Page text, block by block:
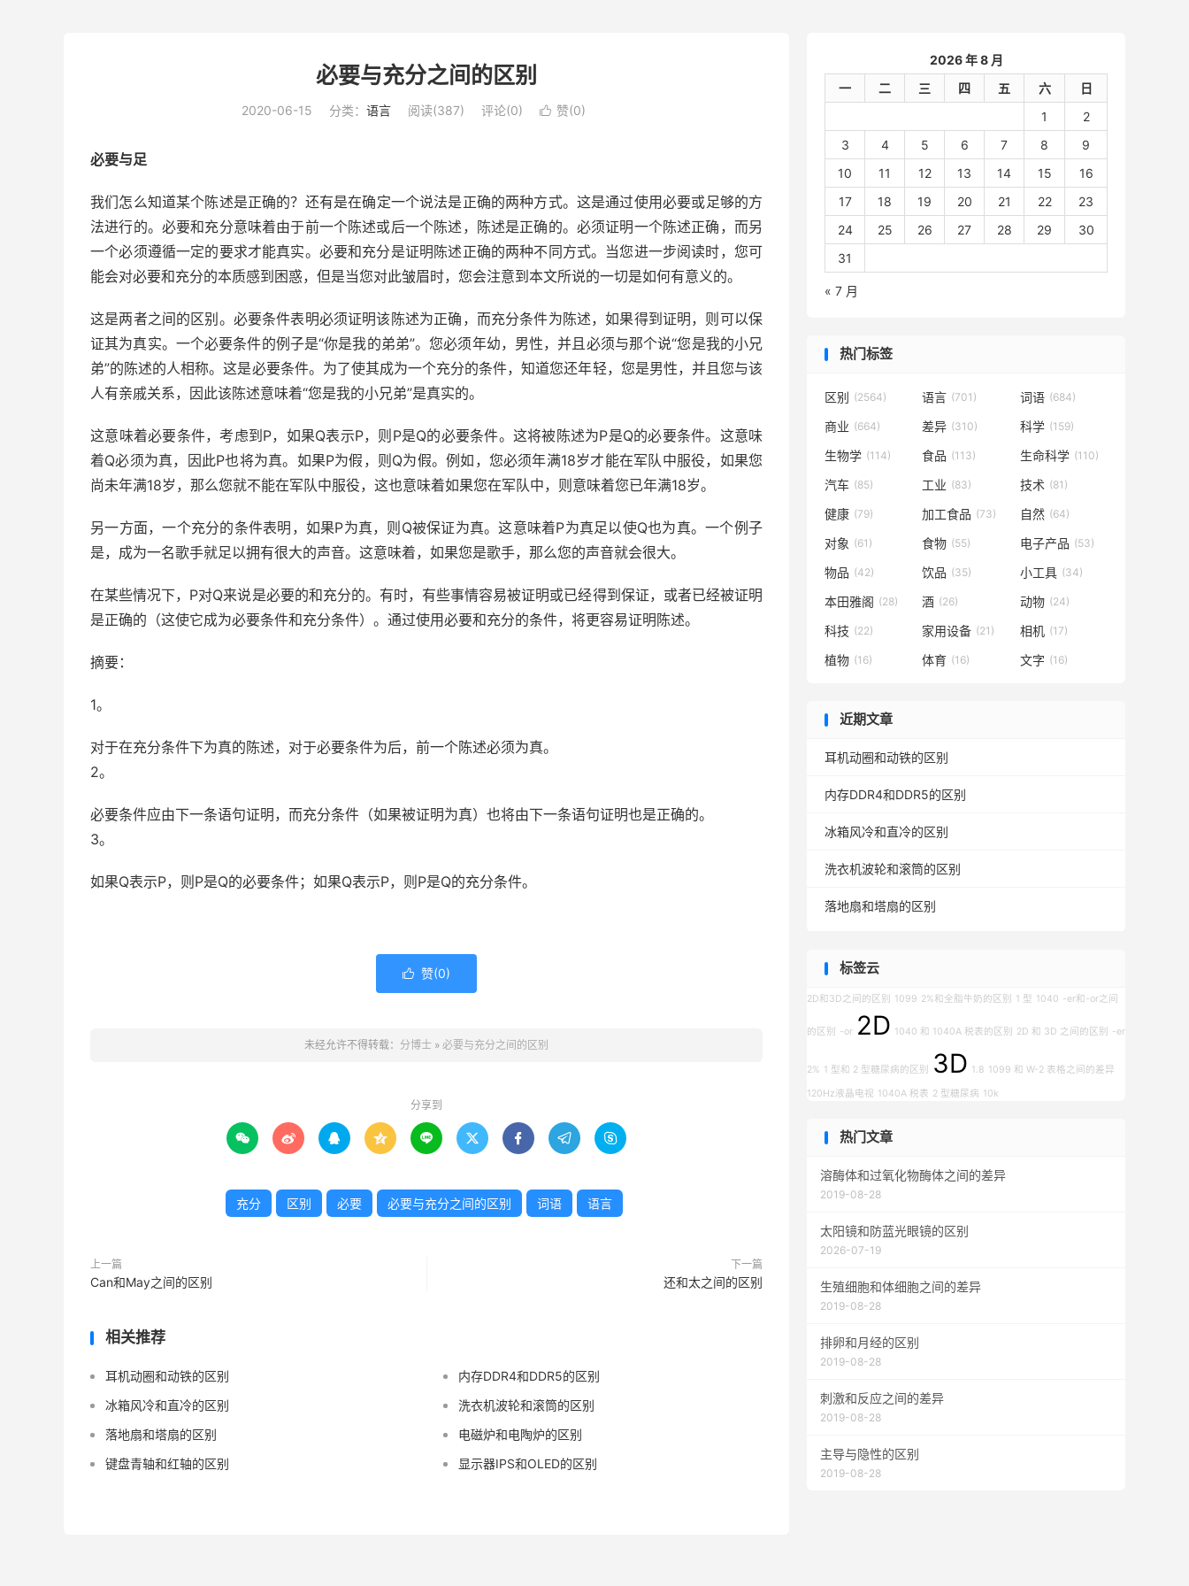
必要与充分之间的区别
2020-06-15 分类： 语言 阅读(387) 评论(0)  赞(0)
必要与足
我们怎么知道某个陈述是正确的？还有是在确定一个说法是正确的两种方式。这是通过使用必要或足够的方
法进行的。必要和充分意味着由于前一个陈述或后一个陈述，陈述是正确的。必须证明一个陈述正确，而另
一个必须遵循一定的要求才能真实。必要和充分是证明陈述正确的两种不同方式。当您进一步阅读时，您可
能会对必要和充分的本质感到困惑，但是当您对此皱眉时，您会注意到本文所说的一切是如何有意义的。
这是两者之间的区别。必要条件表明必须证明该陈述为正确，而充分条件为陈述，如果得到证明，则可以保
证其为真实。一个必要条件的例子是“你是我的弟弟”。您必须年幼，男性，并且必须与那个说“您是我的小兄
弟”的陈述的人相称。这是必要条件。为了使其成为一个充分的条件，知道您还年轻，您是男性，并且您与该
人有亲戚关系，因此该陈述意味着“您是我的小兄弟”是真实的。
这意味着必要条件，考虑到P，如果Q表示P，则P是Q的必要条件。这将被陈述为P是Q的必要条件。这意味
着Q必须为真，因此P也将为真。如果P为假，则Q为假。例如，您必须年满18岁才能在军队中服役，如果您
尚未年满18岁，那么您就不能在军队中服役，这也意味着如果您在军队中，则意味着您已年满18岁。
另一方面，一个充分的条件表明，如果P为真，则Q被保证为真。这意味着P为真足以使Q也为真。一个例子
是，成为一名歌手就足以拥有很大的声音。这意味着，如果您是歌手，那么您的声音就会很大。
在某些情况下，P对Q来说是必要的和充分的。有时，有些事情容易被证明或已经得到保证，或者已经被证明
是正确的（这使它成为必要条件和充分条件）。通过使用必要和充分的条件，将更容易证明陈述。
摘要：
1。
对于在充分条件下为真的陈述，对于必要条件为后，前一个陈述必须为真。
2。
必要条件应由下一条语句证明，而充分条件（如果被证明为真）也将由下一条语句证明也是正确的。
3。
如果Q表示P，则P是Q的必要条件；如果Q表示P，则P是Q的充分条件。
 赞(0)
未经允许不得转载： 分博士 » 必要与充分之间的区别
分享到
        
充分 区别 必要 必要与充分之间的区别 词语 语言
上一篇
Can和May之间的区别
下一篇
还和太之间的区别
相关推荐
耳机动圈和动铁的区别
内存DDR4和DDR5的区别
冰箱风冷和直冷的区别
洗衣机波轮和滚筒的区别
落地扇和塔扇的区别
电磁炉和电陶炉的区别
键盘青轴和红轴的区别
显示器IPS和OLED的区别
2026 年 8 月
一
二 三 四 五 六
日
1
2
3
4 5 6 7 8
9
10
11 12 13 14 15
16
17
18 19 20 21 22
23
24
25 26 27 28 29
30
31
« 7 月
热门标签
区别 (2564) 语言 (701) 词语 (684)
商业 (664) 差异 (310) 科学 (159)
生物学 (114) 食品 (113) 生命科学 (110)
汽车 (85) 工业 (83) 技术 (81)
健康 (79) 加工食品 (73) 自然 (64)
对象 (61) 食物 (55) 电子产品 (53)
物品 (42) 饮品 (35) 小工具 (34)
本田雅阁 (28) 酒 (26) 动物 (24)
科技 (22) 家用设备 (21) 相机 (17)
植物 (16) 体育 (16) 文字 (16)
近期文章
耳机动圈和动铁的区别
内存DDR4和DDR5的区别
冰箱风冷和直冷的区别
洗衣机波轮和滚筒的区别
落地扇和塔扇的区别
标签云
2D和3D之间的区别 1099 2%和全脂牛奶的区别 1 型 1040 -er和-or之间
的区别 -or 2D 1040 和 1040A 税表的区别 2D 和 3D 之间的区别 -er
2% 1 型和 2 型糖尿病的区别 3D 1.8 1099 和 W-2 表格之间的差异
120Hz液晶电视 1040A 税表 2 型糖尿病 10k
热门文章
溶酶体和过氧化物酶体之间的差异
2019-08-28
太阳镜和防蓝光眼镜的区别
2026-07-19
生殖细胞和体细胞之间的差异
2019-08-28
排卵和月经的区别
2019-08-28
刺激和反应之间的差异
2019-08-28
主导与隐性的区别
2019-08-28